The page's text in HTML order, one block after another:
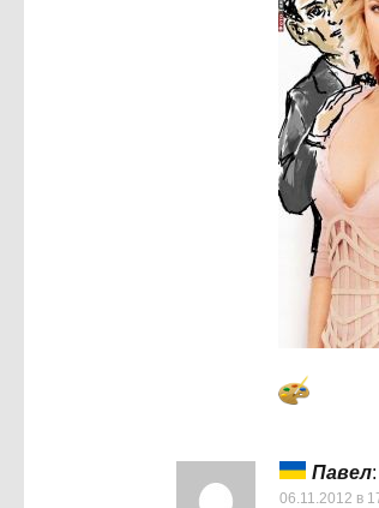
Павел:
06.11.2012 в